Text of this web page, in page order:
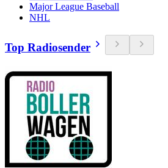
Major League Baseball
NHL
Top Radiosender